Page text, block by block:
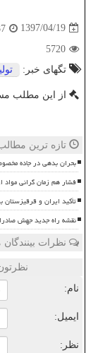
1397/04/19
5720
تگهای خبر:
از این مطلب
تازه ترین
بحران بدهی در جاده
فشار هم زمان گرانی مواد
تأکید ایران و
نقشه راه جدید جهش
نظرات
نام:
ایمیل:
نظر: